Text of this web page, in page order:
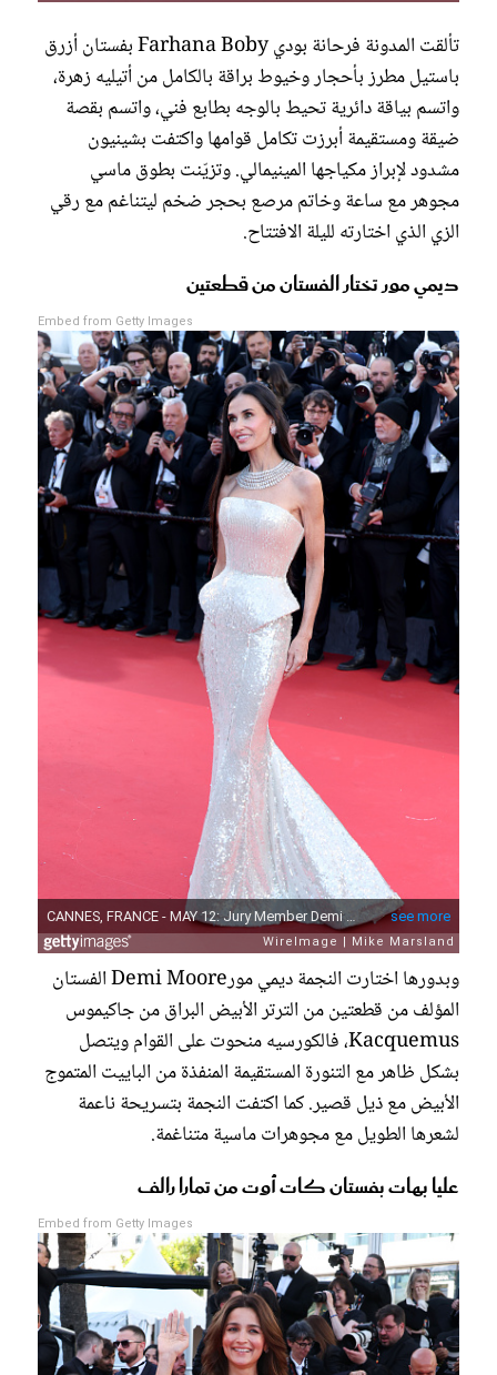
تألقت المدونة فرحانة بودي Farhana Boby بفستان أزرق
باستيل مطرز بأحجار وخيوط براقة بالكامل من أتيليه زهرة،
واتسم بياقة دائرية تحيط بالوجه بطابع فني، واتسم بقصة
ضيقة ومستقيمة أبرزت تكامل قوامها واكتفت بشينيون
مشدود لإبراز مكياجها المينيمالي. وتزيّنت بطوق ماسي
مجوهر مع ساعة وخاتم مرصع بحجر ضخم ليتناغم مع رقي
الزي الذي اختارته لليلة الافتتاح.
ديمي مور تختار الفستان من قطعتين
Embed from Getty Images
وبدورها اختارت النجمة ديمي مورDemi Moore الفستان
المؤلف من قطعتين من الترتر الأبيض البراق من جاكيموس
Kacquemus، فالكورسيه منحوت على القوام ويتصل
بشكل ظاهر مع التنورة المستقيمة المنفذة من الباييت المتموج
الأبيض مع ذيل قصير. كما اكتفت النجمة بتسريحة ناعمة
لشعرها الطويل مع مجوهرات ماسية متناغمة.
عليا بهات بفستان كات أوت من تمارا رالف
Embed from Getty Images